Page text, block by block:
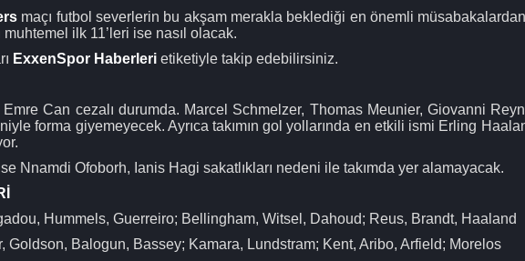
maçı futbol severlerin bu akşam merakla beklediği en önemli
ilk 11’leri ise nasıl olacak.
ExxenSpor Haberleri etiketiyle takip edebilirsiniz.
Can cezalı durumda. Marcel Schmelzer, Thomas Meunier, Giovanni
forma giyemeyecek. Ayrıca takımın gol yollarında en etkili ismi Erling
Nnamdi Ofoborh, Ianis Hagi sakatlıkları nedeni ile takımda yer alamayacak.
Hummels, Guerreiro; Bellingham, Witsel, Dahoud; Reus, Brandt, Haaland
Goldson, Balogun, Bassey; Kamara, Lundstram; Kent, Aribo, Arfield; Morelos